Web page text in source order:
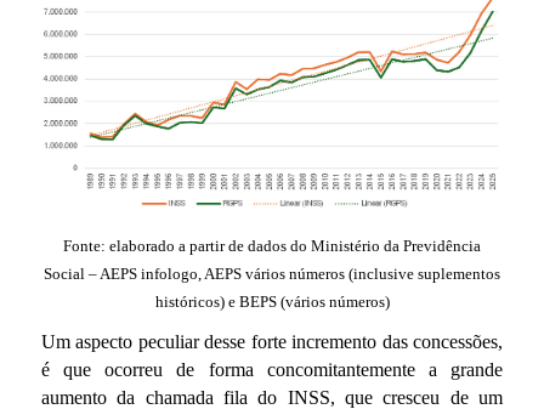
Fonte: elaborado a partir de dados do Ministério da Previdência
Social – AEPS infologo, AEPS vários números (inclusive suplementos
históricos) e BEPS (vários números)
Um aspecto peculiar desse forte incremento das concessões,
é que ocorreu de forma concomitantemente a grande
aumento da chamada fila do INSS, que cresceu de um